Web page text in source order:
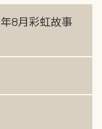
年8月彩虹故事